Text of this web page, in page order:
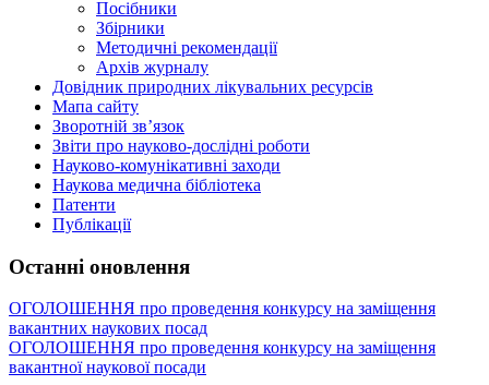
Посібники
Збірники
Методичні рекомендації
Архів журналу
Довідник природних лікувальних ресурсів
Мапа сайту
Зворотній зв’язок
Звіти про науково-дослідні роботи
Науково-комунікативні заходи
Наукова медична бібліотека
Патенти
Публікації
Останні оновлення
ОГОЛОШЕННЯ про проведення конкурсу на заміщення
вакантних наукових посад
ОГОЛОШЕННЯ про проведення конкурсу на заміщення
вакантної наукової посади